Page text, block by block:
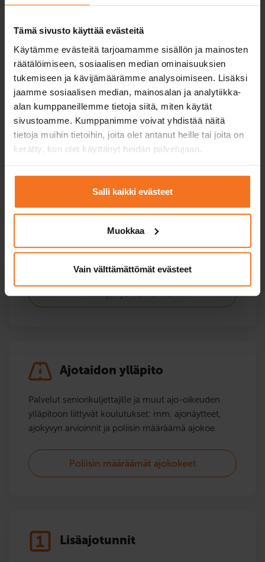
Tämä sivusto käyttää evästeitä
Käytämme evästeitä tarjoamamme sisällön ja mainosten
räätälöimiseen, sosiaalisen median ominaisuuksien
tukemiseen ja kävijämäärämme analysoimiseen. Lisäksi
jaamme sosiaalisen median, mainosalan ja analytiikka-
alan kumppaneillemme tietoja siitä, miten käytät
sivustoamme. Kumppanimme voivat yhdistää näitä
tietoja muihin tietoihin, joita olet antanut heille tai joita on
kerätty, kun olet käyttänyt heidän palvelujaan.
Salli kaikki evästeet
Muokkaa
Vain välttämättömät evästeet
Kaikki sujuvaan opetuslupa-opetukseen: lain
Riskientunnistamiskoulutus
Opetuslupapalvelut
Mönkijä ja traktori
Kurssit mönkijälle ja moottorikelkalle. Mönkijän
ajoneuvoluokasta riippuen tarvitset T- tai AM121-
kortin. Moottorikelkkaa varten tarvitset aina T-
Mönkijä- ja traktorikortti
Ajotaidon ylläpito
Palvelut seniorikuljettajille ja muut ajo-oikeuden
ylläpitoon liittyvät koulutukset: mm. ajonäytteet,
ajokyvyn arvioinnit ja poliisin määräämä ajokoe.
Poliisin määräämät ajokokeet
Lisäajotunnit